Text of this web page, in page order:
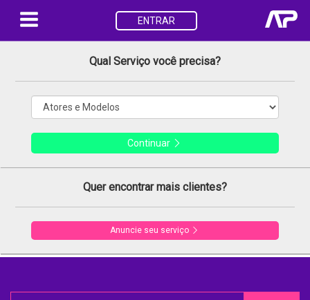
ENTRAR
Qual Serviço você precisa?
Continuar
Quer encontrar mais clientes?
Anuncie seu serviço